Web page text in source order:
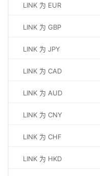
LINK 为 EUR
LINK 为 GBP
LINK 为 JPY
LINK 为 CAD
LINK 为 AUD
LINK 为 CNY
LINK 为 CHF
LINK 为 HKD